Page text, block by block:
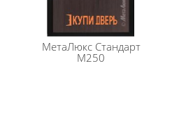
МетаЛюксСтандарт
M250